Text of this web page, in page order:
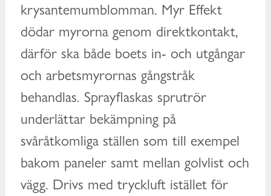
krysantemumblomman. Myr Effekt
dödar myrorna genom direktkontakt,
därför ska både boets in- och utgångar
och arbetsmyrornas gångstråk
behandlas. Sprayflaskas sprutrör
underlättar bekämpning på
svåråtkomliga ställen som till exempel
bakom paneler samt mellan golvlist och
vägg. Drivs med tryckluft istället för